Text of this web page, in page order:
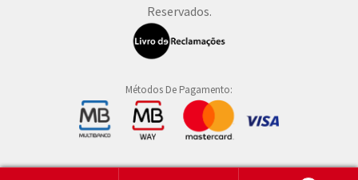
Reservados.
Métodos De Pagamento: